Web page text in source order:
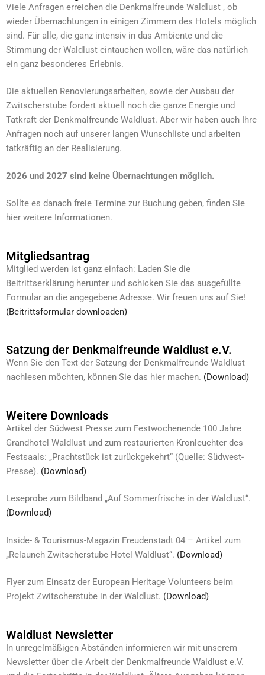
Viele Anfragen erreichen die Denkmalfreunde Waldlust , ob
wieder Übernachtungen in einigen Zimmern des Hotels möglich
sind. Für alle, die ganz intensiv in das Ambiente und die
Stimmung der Waldlust eintauchen wollen, wäre das natürlich
ein ganz besonderes Erlebnis.
Die aktuellen Renovierungsarbeiten, sowie der Ausbau der
Zwitscherstube fordert aktuell noch die ganze Energie und
Tatkraft der Denkmalfreunde Waldlust. Aber wir haben auch Ihre
Anfragen noch auf unserer langen Wunschliste und arbeiten
tatkräftig an der Realisierung.
2026 und 2027 sind keine Übernachtungen möglich.
Sollte es danach freie Termine zur Buchung geben, finden Sie
hier weitere Informationen.
Mitgliedsantrag
Mitglied werden ist ganz einfach: Laden Sie die
Beitrittserklärung herunter und schicken Sie das ausgefüllte
Formular an die angegebene Adresse. Wir freuen uns auf Sie!
(Beitrittsformular downloaden)
Satzung der Denkmalfreunde Waldlust e.V.
Wenn Sie den Text der Satzung der Denkmalfreunde Waldlust
nachlesen möchten, können Sie das hier machen. (Download)
Weitere Downloads
Artikel der Südwest Presse zum Festwochenende 100 Jahre
Grandhotel Waldlust und zum restaurierten Kronleuchter des
Festsaals: „Prachtstück ist zurückgekehrt“ (Quelle: Südwest-
Presse). (Download)
Leseprobe zum Bildband „Auf Sommerfrische in der Waldlust“.
(Download)
Inside- & Tourismus-Magazin Freudenstadt 04 – Artikel zum
„Relaunch Zwitscherstube Hotel Waldlust“. (Download)
Flyer zum Einsatz der European Heritage Volunteers beim
Projekt Zwitscherstube in der Waldlust. (Download)
Waldlust Newsletter
In unregelmäßigen Abständen informieren wir mit unserem
Newsletter über die Arbeit der Denkmalfreunde Waldlust e.V.